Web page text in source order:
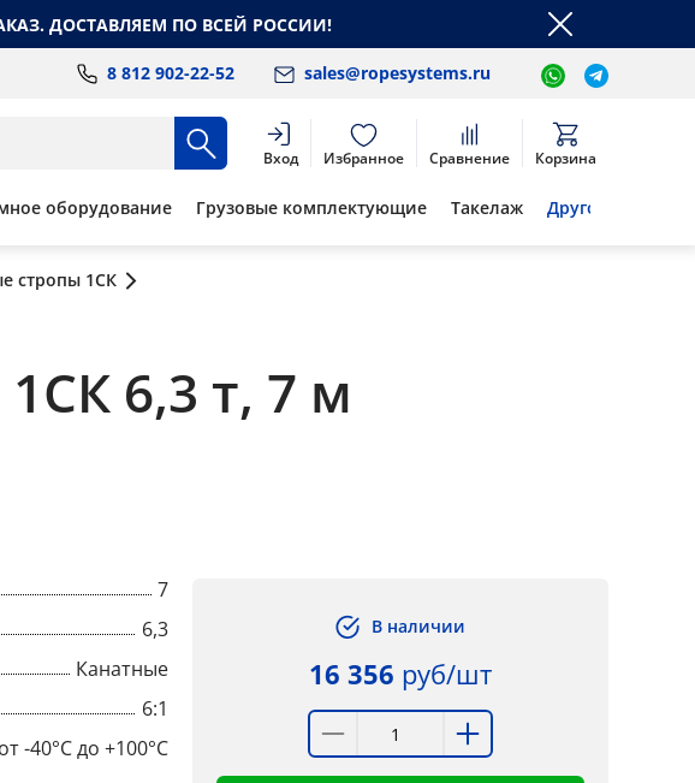
ДОСТАВЛЯЕМ ПО ВСЕЙ РОССИИ!
8 812 902-22-52 sales@ropesystems.ru
Вход Избранное Сравнение Корзина
оборудование Грузовые комплектующие Такелаж Другое
стропы 1СК
6,3 т, 7 м
7
6,3
Канатные
6:1
от -40°C до +100°C
В наличии
16 356 руб/шт